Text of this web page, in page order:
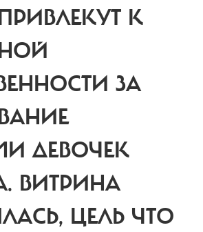
К
ЗА
ДЕВОЧЕК
ВИТРИНА
ЦЕЛЬ ЧТО